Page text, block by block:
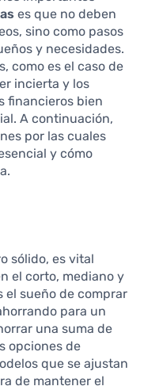
es que no deben
sino como pasos
y necesidades.
como es el caso de
incierta y los
financieros bien
A continuación,
por las cuales
y cómo
sólido, es vital
el corto, mediano y
el sueño de comprar
para un
una suma de
opciones de
que se ajustan
de mantener el